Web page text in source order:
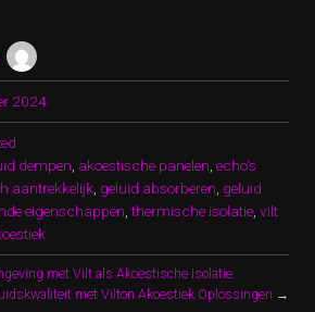
2024
dempen akoestische panelen echo's
aantrekkelijk geluid absorberen geluid
eigenschappen ,thermische isolatie vilt
met Vilt als Akoestische Isolatie
met Vilton Akoestiek Oplossingen →